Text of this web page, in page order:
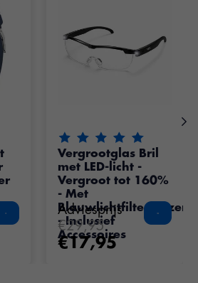
dit product is 4.5 van de 5
De beoordeling van dit
Vergrootglas Bril
met LED-licht -
Vergroot tot 160%
- Met
Blauwlichtfilterglazen
- Inclusief
Accessoires
Adviesprijs
€29,95
€17,95